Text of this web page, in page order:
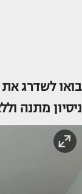
בואו לשדרג
ניסיון מתנה